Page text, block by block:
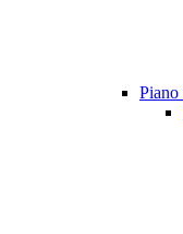
Piano